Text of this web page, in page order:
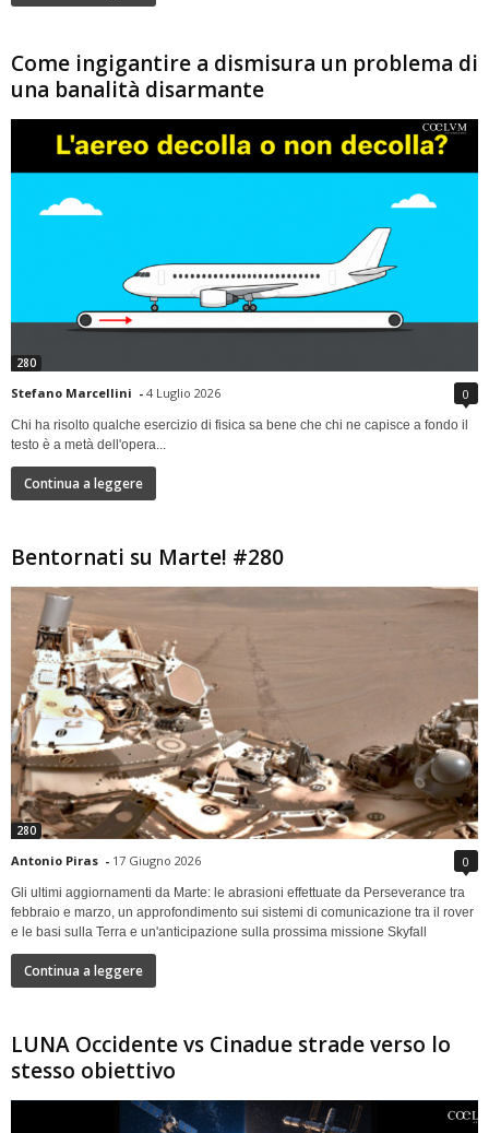
Come ingigantire a dismisura un problema di
una banalità disarmante
280
Stefano Marcellini - 4 Luglio 2026 0
Chi ha risolto qualche esercizio di fisica sa bene che chi ne capisce a fondo il
testo è a metà dell'opera...
Continua a leggere
Bentornati su Marte! #280
280
Antonio Piras - 17 Giugno 2026 0
Gli ultimi aggiornamenti da Marte: le abrasioni effettuate da Perseverance tra
febbraio e marzo, un approfondimento sui sistemi di comunicazione tra il rover
e le basi sulla Terra e un'anticipazione sulla prossima missione Skyfall
Continua a leggere
LUNA Occidente vs Cinadue strade verso lo
stesso obiettivo